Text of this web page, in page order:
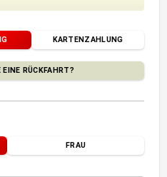
KARTENZAHLUNG
RÜCKFAHRT?
FRAU